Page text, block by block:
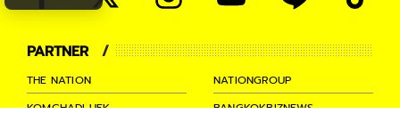
PARTNER
THE NATION
NATIONGROUP
KOMCHADLUEK
BANGKOKBIZNEWS